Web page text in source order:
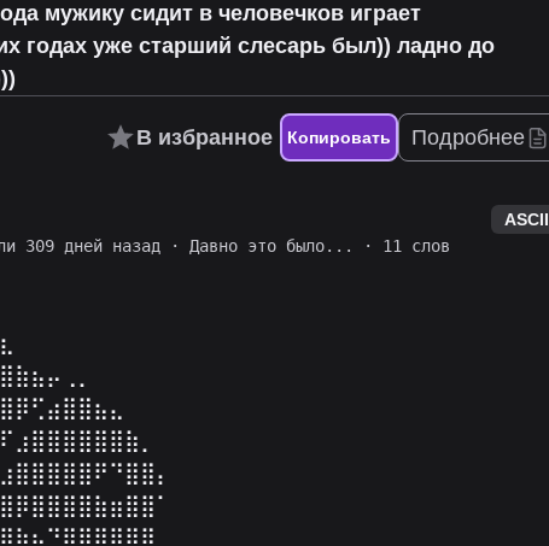
мужику сидит в человечков играет
годах уже старший слесарь был)) ладно до
В избранное Копировать Подробнее
309 дней назад · Давно это было... · 11 слов
ASCII